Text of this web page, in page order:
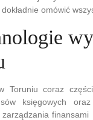
omówić
Toruniu coraz
księgowych